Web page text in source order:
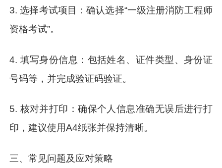
3. 选择考试项目：确认选择“一级注册消防工程师
资格考试”。
4. 填写身份信息：包括姓名、证件类型、身份证
号码等，并完成验证码验证。
5. 核对并打印：确保个人信息准确无误后进行打
印，建议使用A4纸张并保持清晰。
三、常见问题及应对策略